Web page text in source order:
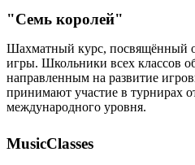
"Семь королей"
Шахматный курс, посвящённый
игры. Школьники всех классов
направленным на развитие
принимают участие в турнирах
международного уровня.
MusicClasses